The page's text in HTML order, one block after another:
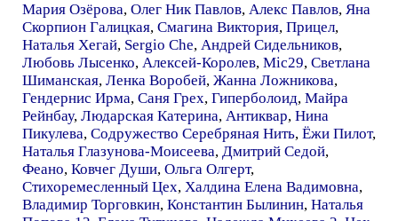
Мария Озёрова, Олег Ник Павлов, Алекс Павлов, Яна
Скорпион Галицкая, Смагина Виктория, Прицел,
Наталья Хегай, Sergio Che, Андрей Сидельников,
Любовь Лысенко, Алексей-Королев, Mic29, Светлана
Шиманская, Ленка Воробей, Жанна Ложникова,
Гендернис Ирма, Саня Грех, Гиперболоид, Майра
Рейнбау, Людарская Катерина, Антиквар, Нина
Пикулева, Содружество Серебряная Нить, Ёжи Пилот,
Наталья Глазунова-Моисеева, Дмитрий Седой,
Феано, Ковчег Души, Ольга Олгерт,
Стихоремесленный Цех, Халдина Елена Вадимовна,
Владимир Торговкин, Константин Былинин, Наталья